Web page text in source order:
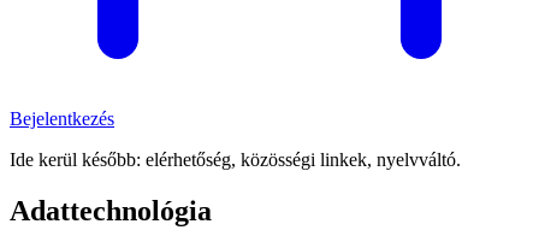
Bejelentkezés
Ide kerül később: elérhetőség, közösségi linkek, nyelvváltó.
Adattechnológia